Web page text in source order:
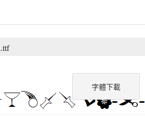
字體下載